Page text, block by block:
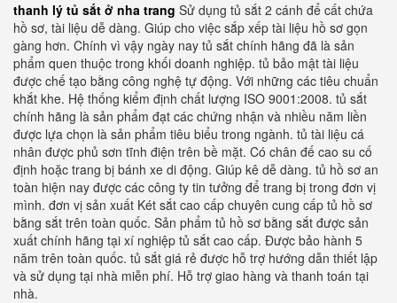
thanh lý tủ sắt ở nha trang Sử dụng tủ sắt 2 cánh để cất chứa
hồ sơ, tài liệu dễ dàng. Giúp cho việc sắp xếp tài liệu hồ sơ gọn
gàng hơn. Chính vì vậy ngày nay tủ sắt chính hãng đã là sản
phẩm quen thuộc trong khối doanh nghiệp. tủ bảo mật tài liệu
được chế tạo bằng công nghệ tự động. Với những các tiêu chuẩn
khắt khe. Hệ thống kiểm định chất lượng ISO 9001:2008. tủ sắt
chính hãng là sản phẩm đạt các chứng nhận và nhiều năm liền
được lựa chọn là sản phẩm tiêu biểu trong ngành. tủ tài liệu cá
nhân được phủ sơn tĩnh điện trên bề mặt. Có chân đế cao su cố
định hoặc trang bị bánh xe di động. Giúp kê dễ dàng. tủ hồ sơ an
toàn hiện nay được các công ty tin tưởng để trang bị trong đơn vị
mình. đơn vị sản xuất Két sắt cao cấp chuyên cung cấp tủ hồ sơ
bằng sắt trên toàn quốc. Sản phẩm tủ hồ sơ bằng sắt được sản
xuất chính hãng tại xí nghiệp tủ sắt cao cấp. Được bảo hành 5
năm trên toàn quốc. tủ sắt giá rẻ được hỗ trợ hướng dẫn thiết lập
và sử dụng tại nhà miễn phí. Hỗ trợ giao hàng và thanh toán tại
nhà.